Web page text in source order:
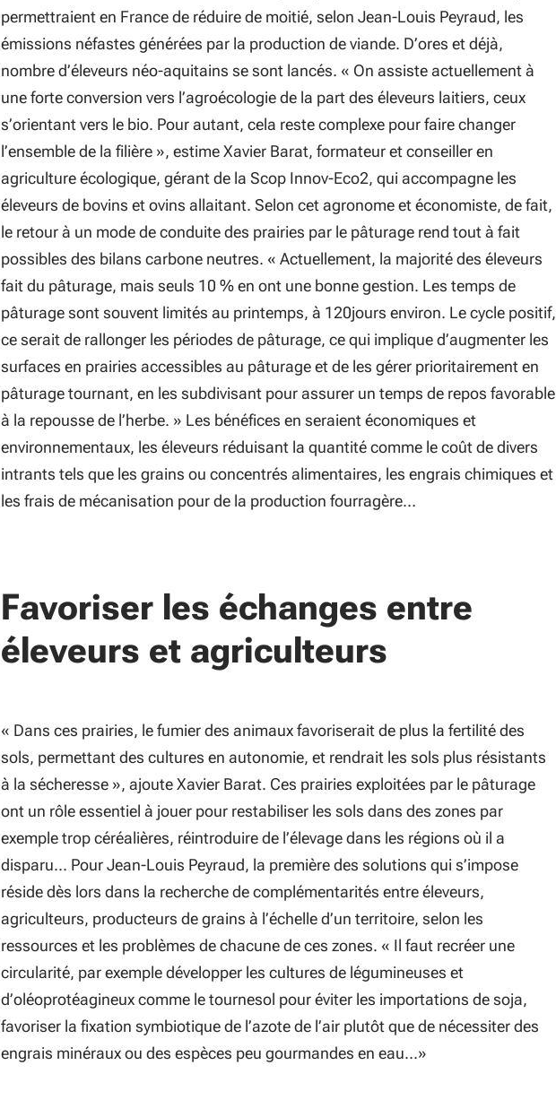
permettraient en France de réduire de moitié, selon Jean-Louis Peyraud, les
émissions néfastes générées par la production de viande. D’ores et déjà,
nombre d’éleveurs néo-aquitains se sont lancés. « On assiste actuellement à
une forte conversion vers l’agroécologie de la part des éleveurs laitiers, ceux
s’orientant vers le bio. Pour autant, cela reste complexe pour faire changer
l’ensemble de la filière », estime Xavier Barat, formateur et conseiller en
agriculture écologique, gérant de la Scop Innov-Eco2, qui accompagne les
éleveurs de bovins et ovins allaitant. Selon cet agronome et économiste, de fait,
le retour à un mode de conduite des prairies par le pâturage rend tout à fait
possibles des bilans carbone neutres. « Actuellement, la majorité des éleveurs
fait du pâturage, mais seuls 10 % en ont une bonne gestion. Les temps de
pâturage sont souvent limités au printemps, à 120jours environ. Le cycle positif,
ce serait de rallonger les périodes de pâturage, ce qui implique d’augmenter les
surfaces en prairies accessibles au pâturage et de les gérer prioritairement en
pâturage tournant, en les subdivisant pour assurer un temps de repos favorable
à la repousse de l’herbe. » Les bénéfices en seraient économiques et
environnementaux, les éleveurs réduisant la quantité comme le coût de divers
intrants tels que les grains ou concentrés alimentaires, les engrais chimiques et
les frais de mécanisation pour de la production fourragère…
Favoriser les échanges entre
éleveurs et agriculteurs
« Dans ces prairies, le fumier des animaux favoriserait de plus la fertilité des
sols, permettant des cultures en autonomie, et rendrait les sols plus résistants
à la sécheresse », ajoute Xavier Barat. Ces prairies exploitées par le pâturage
ont un rôle essentiel à jouer pour restabiliser les sols dans des zones par
exemple trop céréalières, réintroduire de l’élevage dans les régions où il a
disparu… Pour Jean-Louis Peyraud, la première des solutions qui s’impose
réside dès lors dans la recherche de complémentarités entre éleveurs,
agriculteurs, producteurs de grains à l’échelle d’un territoire, selon les
ressources et les problèmes de chacune de ces zones. « Il faut recréer une
circularité, par exemple développer les cultures de légumineuses et
d’oléoprotéagineux comme le tournesol pour éviter les importations de soja,
favoriser la fixation symbiotique de l’azote de l’air plutôt que de nécessiter des
engrais minéraux ou des espèces peu gourmandes en eau…»